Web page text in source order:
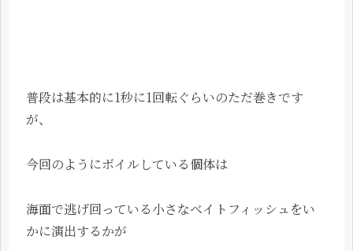
普段は基本的に1秒に1回転ぐらいのただ巻きです
が、
今回のようにボイルしている個体は
海面で逃げ回っている小さなベイトフィッシュをい
かに演出するかが